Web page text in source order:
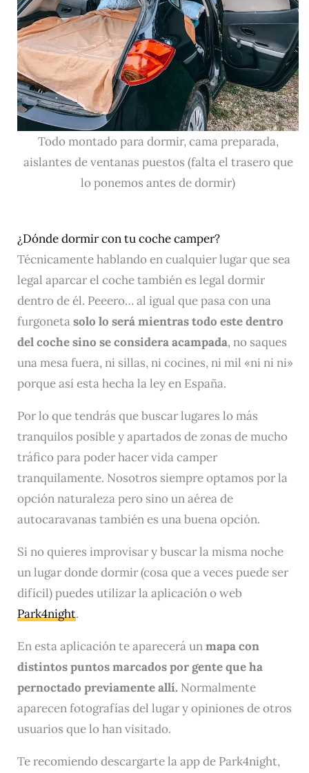
Todo montado para dormir, cama preparada,
aislantes de ventanas puestos (falta el trasero que
lo ponemos antes de dormir)
¿Dónde dormir con tu coche camper?
Técnicamente hablando en cualquier lugar que sea
legal aparcar el coche también es legal dormir
dentro de él. Peeero… al igual que pasa con una
furgonetasolo lo será mientras todo este dentro
del coche sino se considera acampada, no saques
una mesa fuera, ni sillas, ni cocines, ni mil «ni ni ni»
porque así esta hecha la ley en España.
Por lo que tendrás que buscar lugares lo más
tranquilos posible y apartados de zonas de mucho
tráfico para poder hacer vida camper
tranquilamente. Nosotros siempre optamos por la
opción naturaleza pero sino un aérea de
autocaravanas también es una buena opción.
Si no quieres improvisar y buscar la misma noche
un lugar donde dormir (cosa que a veces puede ser
difícil) puedes utilizar la aplicación o web
Park4night.
En esta aplicación te aparecerá unmapa con
distintos puntos marcados por gente que ha
pernoctado previamente allí. Normalmente
aparecen fotografías del lugar y opiniones de otros
usuarios que lo han visitado.
Te recomiendo descargarte la app de Park4night,